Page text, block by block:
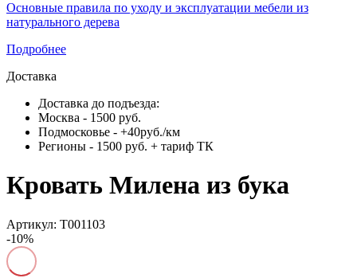
Основные правила по уходу и эксплуатации мебели из
натурального дерева
Подробнее
Доставка
Доставка до подъезда:
Москва - 1500 руб.
Подмосковье - +40руб./км
Регионы - 1500 руб. + тариф ТК
Кровать Милена из бука
Артикул: Т001103
-10%